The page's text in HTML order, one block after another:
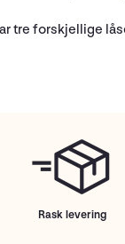
tre forskjellige
Rask levering